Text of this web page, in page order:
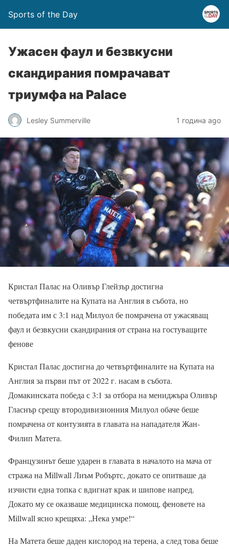
Sports of the Day
Ужасен фаул и безвкусни
скандирания помрачават
триумфа на Palace
Lesley Summerville 1 година ago
Кристал Палас на Оливър Глейзър достигна
четвъртфиналите на Купата на Англия в събота, но
победата им с 3:1 над Милуол бе помрачена от ужасяващ
фаул и безвкусни скандирания от страна на гостуващите
фенове
Кристал Палас достигна до четвъртфиналите на Купата на
Англия за първи път от 2022 г. насам в събота.
Домакинската победа с 3:1 за отбора на мениджъра Оливър
Гласнър срещу втородивизионния Милуол обаче беше
помрачена от контузията в главата на нападателя Жан-
Филип Матета.
Французинът беше ударен в главата в началото на мача от
стража на Millwall Лиъм Робъртс, докато се опитваше да
изчисти една топка с вдигнат крак и шипове напред.
Докато му се оказваше медицинска помощ, феновете на
Millwall ясно крещяха: „Нека умре!“
На Матета беше даден кислород на терена, а след това беше